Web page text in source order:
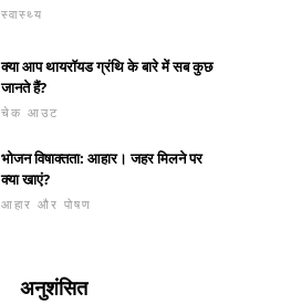
स्वास्थ्य
क्या आप थायरॉयड ग्रंथि के बारे में सब कुछ
जानते हैं?
चेक आउट
भोजन विषाक्तता: आहार। जहर मिलने पर
क्या खाएं?
आहार और पोषण
अनुशंसित